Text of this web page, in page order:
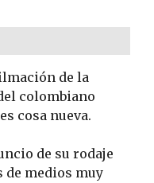
de la
colombiano
cosa nueva.
de su rodaje
de medios muy